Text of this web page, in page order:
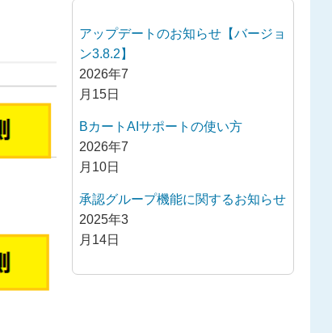
アップデートのお知らせ【バージョ
ン3.8.2】
2026年7
月15日
BカートAIサポートの使い方
2026年7
月10日
承認グループ機能に関するお知らせ
2025年3
月14日